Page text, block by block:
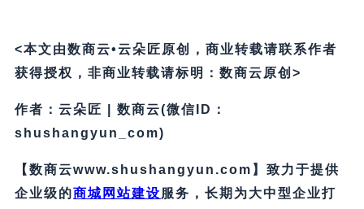
<本文由数商云•云朵匠原创，商业转载请联系作者
获得授权，非商业转载请标明：数商云原创>
作者：云朵匠 | 数商云(微信ID：
shushangyun_com)
【数商云www.shushangyun.com】致力于提供
企业级的商城网站建设服务，长期为大中型企业打